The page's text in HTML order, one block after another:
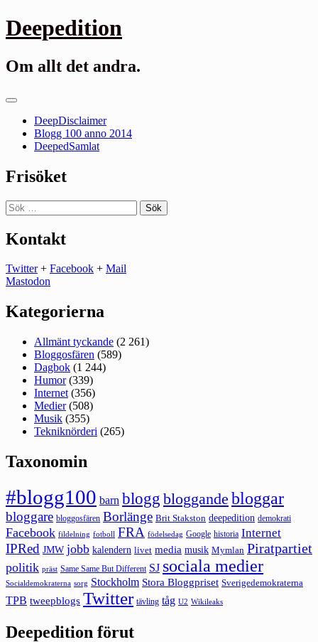
Gå
till
Deepedition
Om allt det andra.
Primär
DeepDisclaimer
Blogg 100 anno 2014
DeepedSamlat
Frisöket
Sök
efter:
Kontakt
Twitter+ Facebook + Mail
Mastodon
Kategorierna
Allmänt tyckande (2 261)
Bloggosfären (589)
Dagbok (1 244)
Humor(339)
Internet (356)
Medier(508)
Musik (355)
Tekniknörderi (265)
Taxonomin
#blogg100 barn blogg bloggande bloggar
bloggare bloggosfären Borlänge Brit Stakston deepedition demokrati
Facebook fildelning fotboll FRA födelsedag Google historia Internet
IPRed JMW jobb kalendern livet media musik Mymlan Piratpartiet
politik präst Same Same But Different SJ sociala medier
Socialdemokraterna sorg Stockholm Stora Bloggpriset Sverigedemokraterna
TPB tweepblogs Twitter tävling tåg U2 Wikileaks
Deepedition förut